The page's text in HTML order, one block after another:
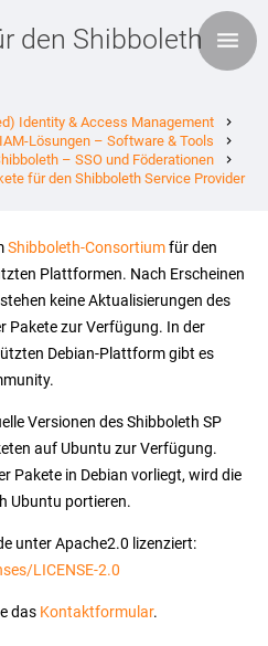
den Shibboleth
Identity & Access Management chevron_right
IAM-Lösungen – Software & Tools chevron_right
– SSO und Föderationen chevron_right
für den Shibboleth Service Provider
Shibboleth-Consortiumfür den
Plattformen. Nach Erscheinen
keine Aktualisierungen des
Pakete zur Verfügung. In der
Debian-Plattform gibt es
Versionen des Shibboleth SP
auf Ubuntu zur Verfügung.
Pakete in Debian vorliegt, wird die
Ubuntu portieren.
unter Apache2.0 lizenziert:
LICENSE-2.0
das Kontaktformular.